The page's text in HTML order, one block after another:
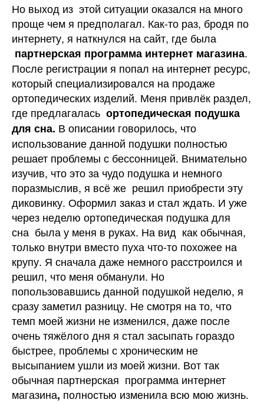
Но выход из этой ситуации оказался на много
проще чем я предполагал. Как-то раз, бродя по
интернету, я наткнулся на сайт, где была
партнерская программа интернет магазина.
После регистрации я попал на интернет ресурс,
который специализировался на продаже
ортопедических изделий. Меня привлёк раздел,
где предлагалась ортопедическая подушка
для сна. В описании говорилось, что
использование данной подушки полностью
решает проблемы с бессонницей. Внимательно
изучив, что это за чудо подушка и немного
поразмыслив, я всё же решил приобрести эту
диковинку. Оформил заказ и стал ждать. И уже
через неделю ортопедическая подушка для
сна была у меня в руках. На вид как обычная,
только внутри вместо пуха что-то похожее на
крупу. Я сначала даже немного расстроился и
решил, что меня обманули. Но
попользовавшись данной подушкой неделю, я
сразу заметил разницу. Не смотря на то, что
темп моей жизни не изменился, даже после
очень тяжёлого дня я стал засыпать гораздо
быстрее, проблемы с хроническим не
высыпанием ушли из моей жизни. Вот так
обычная партнерская программа интернет
магазина, полностью изменила всю мою жизнь.